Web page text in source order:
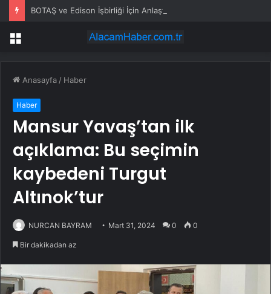
BOTAŞ ve Edison İşbirliği İçin Anlaştı
Menü
Anasayfa / Haber
Haber
Mansur Yavaş’tan ilk
açıklama: Bu seçimin
kaybedeni Turgut
Altınok’tur
NURCAN BAYRAM Mart 31, 2024 0 0
Bir dakikadan az